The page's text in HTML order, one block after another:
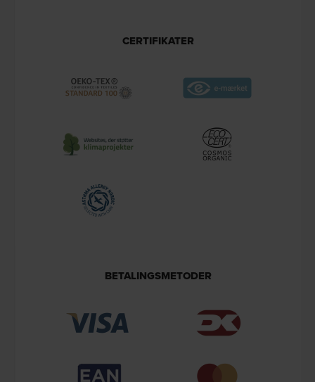
CERTIFIKATER
BETALINGSMETODER